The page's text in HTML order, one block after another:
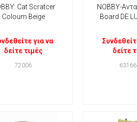
Cat Scratcer
Coloum Beige
για να
δείτε τιμές
72006
ΝΟΒΒΥ-
Board DE
δείτε